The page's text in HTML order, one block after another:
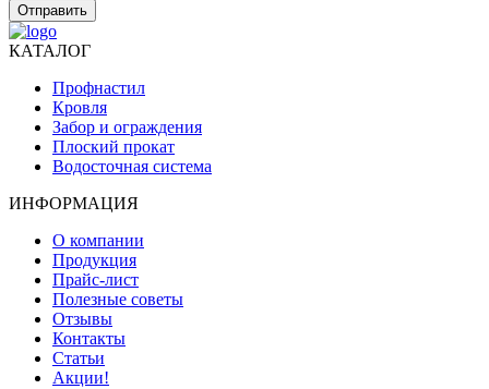
Отправить
КАТАЛОГ
Профнастил
Кровля
Забор и ограждения
Плоский прокат
Водосточная система
ИНФОРМАЦИЯ
О компании
Продукция
Прайс-лист
Полезные советы
Отзывы
Контакты
Статьи
Акции!